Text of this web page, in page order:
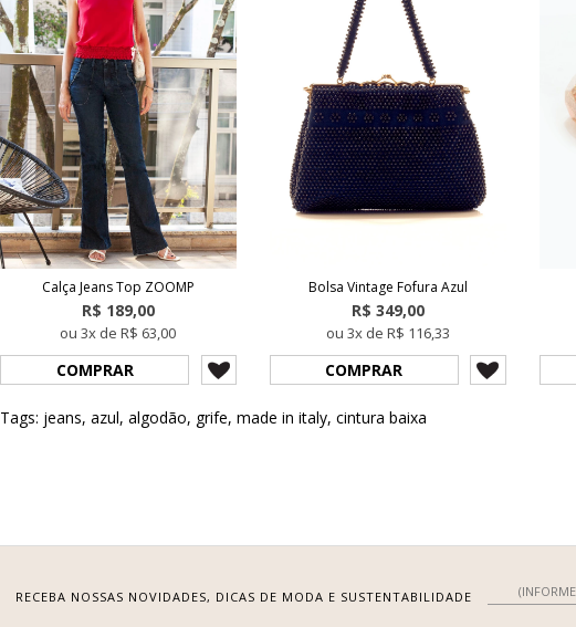
Calça Jeans Top ZOOMP
R$ 189,00
ou 3x de R$ 63,00
COMPRAR
Bolsa Vintage Fofura Azul
R$ 349,00
ou 3x de R$ 116,33
COMPRAR
Tags: jeans, azul, algodão, grife, made in italy, cintura baixa
RECEBA NOSSAS NOVIDADES, DICAS DE MODA E SUSTENTABILIDADE